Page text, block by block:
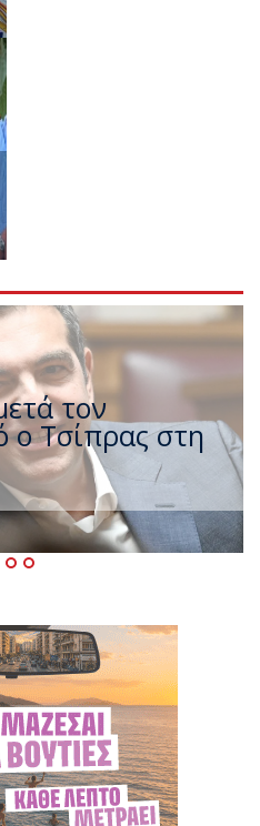
κύμα
Κελσίου
τον